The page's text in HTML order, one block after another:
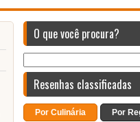
O que você procura?
Resenhas classificadas
Por Culinária Por